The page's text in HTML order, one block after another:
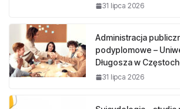
31 lipca 2026
Administracja
podyplomowe –
Długosza w
31 lipca 2026